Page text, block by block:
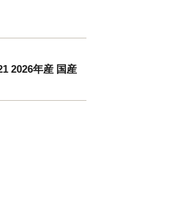
2026年産 国産